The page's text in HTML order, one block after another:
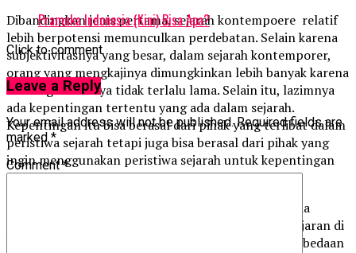
Dibandingkan jenis pertama, sejarah kontempoere relatif
lebih berpotensi memunculkan perdebatan. Selain karena
subjektivitasnya yang besar, dalam sejarah kontemporer,
orang yang mengkajinya dimungkinkan lebih banyak karena
rentang waktunya tidak terlalu lama. Selain itu, lazimnya
ada kepentingan tertentu yang ada dalam sejarah.
Kepentingan itu bisa berasal dari pihak yang terlibat dalam
peristiwa sejarah tetapi juga bisa berasal dari pihak yang
ingin menggunakan peristiwa sejarah untuk kepentingan
tertentu.
Dalam penelitian yang sama, Tsabit menebutkan ada
sejumlah isu kontroversial yang ada dalam pembelajaran di
kelas. Dari jenis nonkontemporer, misalnya, ada perbedaan
Pramuka Indonesia (Kini) Bisa Apa?
Click to comment
Leave a Reply
Your email address will not be published. Required fields are
marked *
Comment*